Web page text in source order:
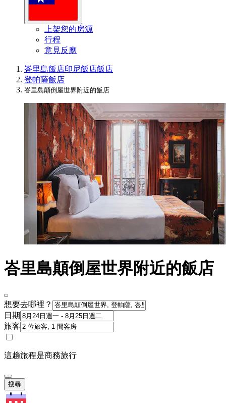
上架您的房源
行程
意見反應
峇里島飯店印尼飯店飯店
登帕薩飯店
峇里島顛倒屋世界附近的飯店
峇里島顛倒屋世界附近的飯店
想要去哪裡？
日期
旅客
這趟旅程是商務旅行
搜尋